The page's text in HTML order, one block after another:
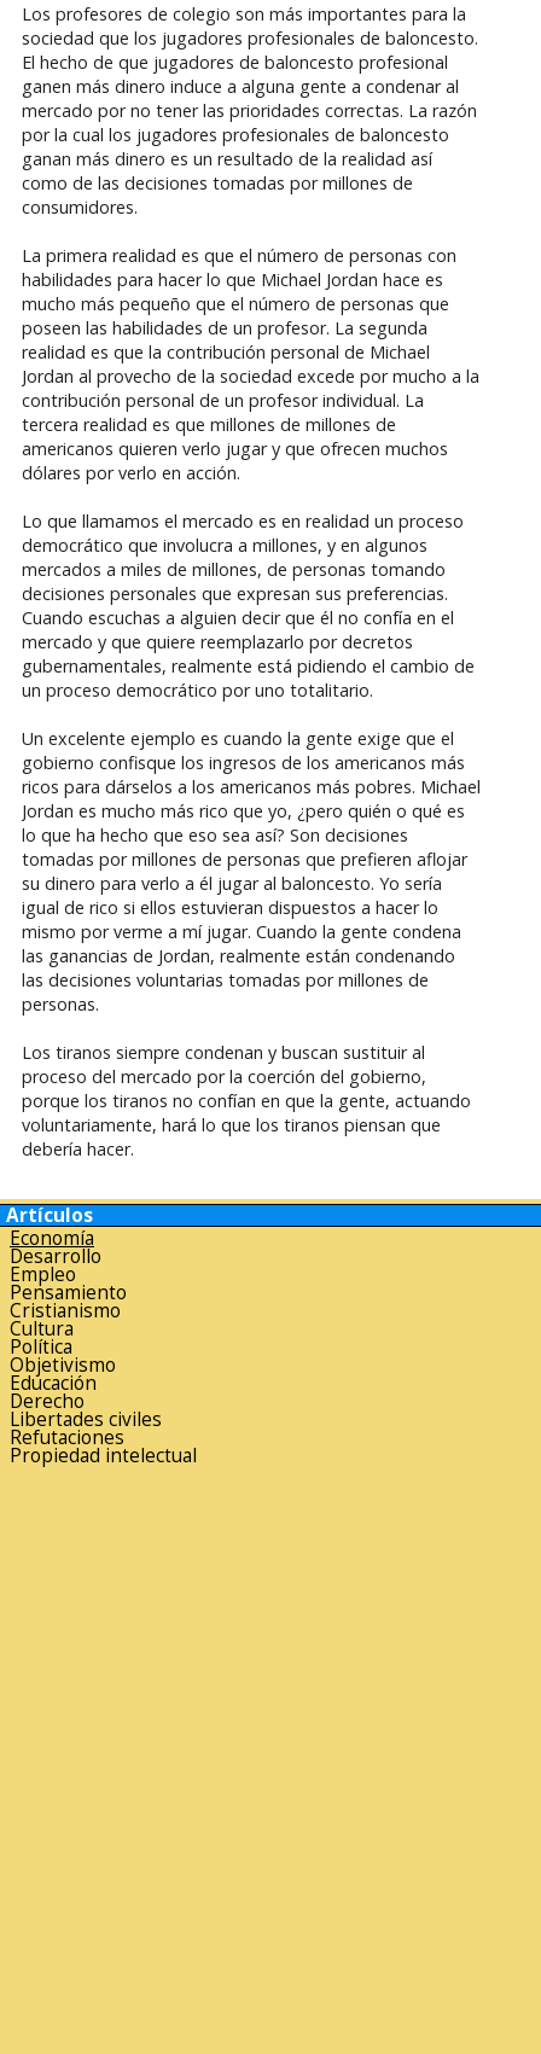
Los profesores de colegio son más importantes para la
sociedad que los jugadores profesionales de baloncesto.
El hecho de que jugadores de baloncesto profesional
ganen más dinero induce a alguna gente a condenar al
mercado por no tener las prioridades correctas. La razón
por la cual los jugadores profesionales de baloncesto
ganan más dinero es un resultado de la realidad así
como de las decisiones tomadas por millones de
consumidores.
La primera realidad es que el número de personas con
habilidades para hacer lo que Michael Jordan hace es
mucho más pequeño que el número de personas que
poseen las habilidades de un profesor. La segunda
realidad es que la contribución personal de Michael
Jordan al provecho de la sociedad excede por mucho a la
contribución personal de un profesor individual. La
tercera realidad es que millones de millones de
americanos quieren verlo jugar y que ofrecen muchos
dólares por verlo en acción.
Lo que llamamos el mercado es en realidad un proceso
democrático que involucra a millones, y en algunos
mercados a miles de millones, de personas tomando
decisiones personales que expresan sus preferencias.
Cuando escuchas a alguien decir que él no confía en el
mercado y que quiere reemplazarlo por decretos
gubernamentales, realmente está pidiendo el cambio de
un proceso democrático por uno totalitario.
Un excelente ejemplo es cuando la gente exige que el
gobierno confisque los ingresos de los americanos más
ricos para dárselos a los americanos más pobres. Michael
Jordan es mucho más rico que yo, ¿pero quién o qué es
lo que ha hecho que eso sea así? Son decisiones
tomadas por millones de personas que prefieren aflojar
su dinero para verlo a él jugar al baloncesto. Yo sería
igual de rico si ellos estuvieran dispuestos a hacer lo
mismo por verme a mí jugar. Cuando la gente condena
las ganancias de Jordan, realmente están condenando
las decisiones voluntarias tomadas por millones de
personas.
Los tiranos siempre condenan y buscan sustituir al
proceso del mercado por la coerción del gobierno,
porque los tiranos no confían en que la gente, actuando
voluntariamente, hará lo que los tiranos piensan que
debería hacer.
Artículos
Economía
Desarrollo
Empleo
Pensamiento
Cristianismo
Cultura
Política
Objetivismo
Educación
Derecho
Libertades civiles
Refutaciones
Propiedad intelectual